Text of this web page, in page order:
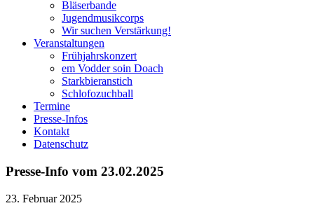
Bläserbande
Jugendmusikcorps
Wir suchen Verstärkung!
Veranstaltungen
Frühjahrskonzert
em Vodder soin Doach
Starkbieranstich
Schlofozuchball
Termine
Presse-Infos
Kontakt
Datenschutz
Presse-Info vom 23.02.2025
23. Februar 2025